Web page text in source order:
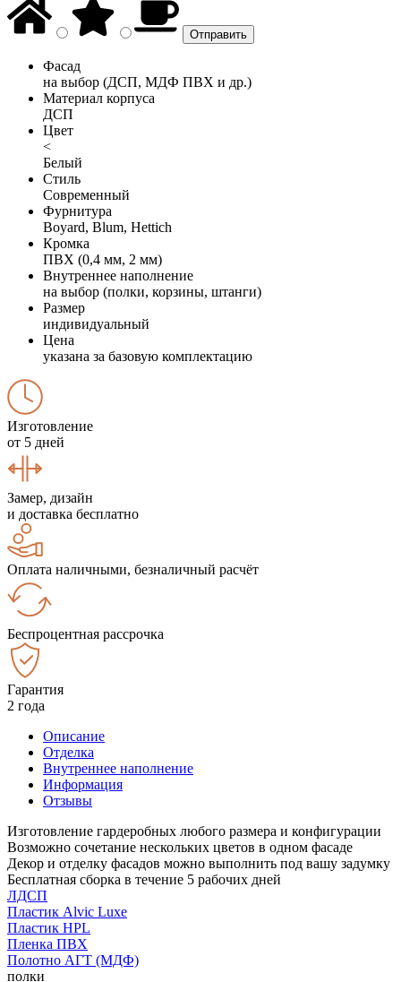
Фасад
на выбор (ДСП, МДФ ПВХ и др.)
Материал корпуса
ДСП
Цвет
<
Белый
Стиль
Современный
Фурнитура
Boyard, Blum, Hettich
Кромка
ПВХ (0,4 мм, 2 мм)
Внутреннее наполнение
на выбор (полки, корзины, штанги)
Размер
индивидуальный
Цена
указана за базовую комплектацию
Изготовление
от 5 дней
Замер, дизайн
и доставка бесплатно
Оплата наличными, безналичный расчёт
Беспроцентная рассрочка
Гарантия
2 года
Описание
Отделка
Внутреннее наполнение
Информация
Отзывы
Изготовление гардеробных любого размера и конфигурации
Возможно сочетание нескольких цветов в одном фасаде
Декор и отделку фасадов можно выполнить под вашу задумку
Бесплатная сборка в течение 5 рабочих дней
ЛДСП
Пластик Alvic Luxe
Пластик HPL
Пленка ПВХ
Полотно АГТ (МДФ)
полки